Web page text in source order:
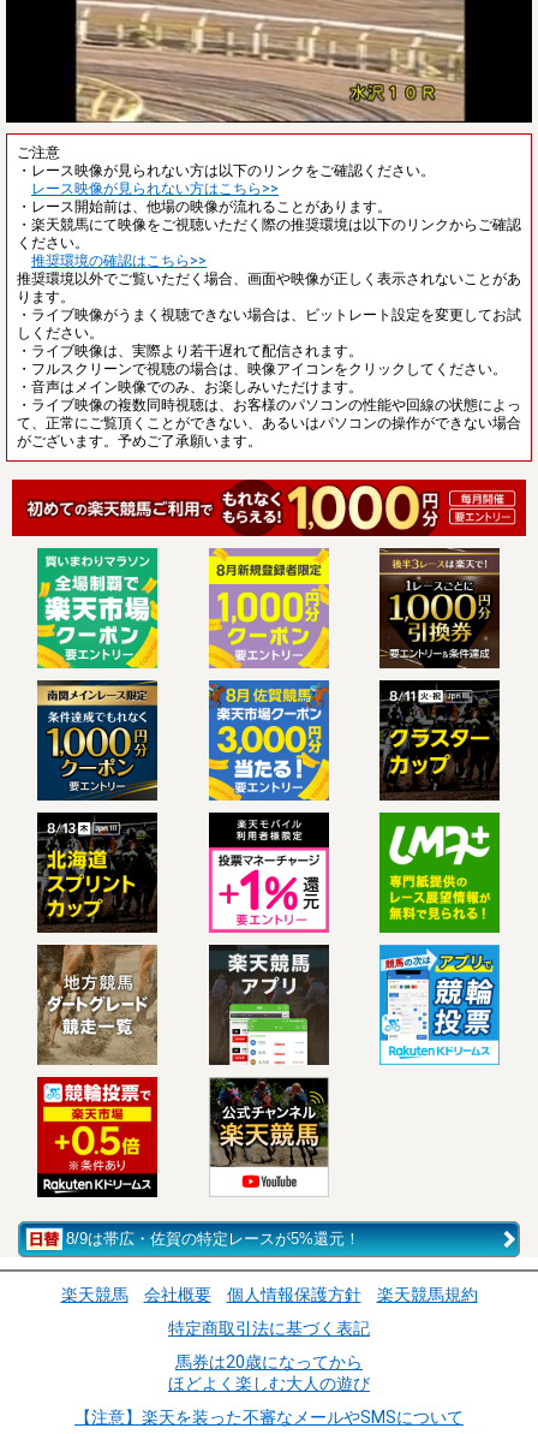
ご注意
・レース映像が見られない方は以下のリンクをご確認ください。
レース映像が見られない方はこちら>>
・レース開始前は、他場の映像が流れることがあります。
・楽天競馬にて映像をご視聴いただく際の推奨環境は以下のリンクからご確認
ください。
推奨環境の確認はこちら>>
推奨環境以外でご覧いただく場合、画面や映像が正しく表示されないことがあ
ります。
・ライブ映像がうまく視聴できない場合は、ビットレート設定を変更してお試
しください。
・ライブ映像は、実際より若干遅れて配信されます。
・フルスクリーンで視聴の場合は、映像アイコンをクリックしてください。
・音声はメイン映像でのみ、お楽しみいただけます。
・ライブ映像の複数同時視聴は、お客様のパソコンの性能や回線の状態によっ
て、正常にご覧頂くことができない、あるいはパソコンの操作ができない場合
がございます。予めご了承願います。
8/9は帯広・佐賀の特定レースが5%還元！
楽天競馬 会社概要 個人情報保護方針
楽天競馬規約
特定商取引法に基づく表記
馬券は20歳になってから
ほどよく楽しむ大人の遊び
【注意】楽天を装った不審なメールやSMSについて